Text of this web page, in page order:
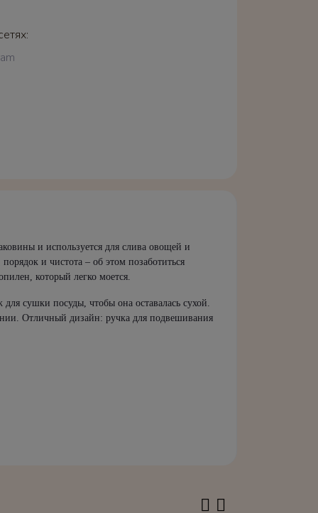
и используется для слива овощей и
и чистота – об этом позаботиться
который легко моется.
сушки посуды, чтобы она оставалась сухой.
Отличный дизайн: ручка для подвешивания